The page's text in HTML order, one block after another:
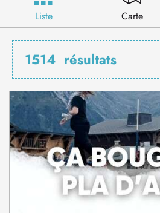
Liste Carte
1514 résultats